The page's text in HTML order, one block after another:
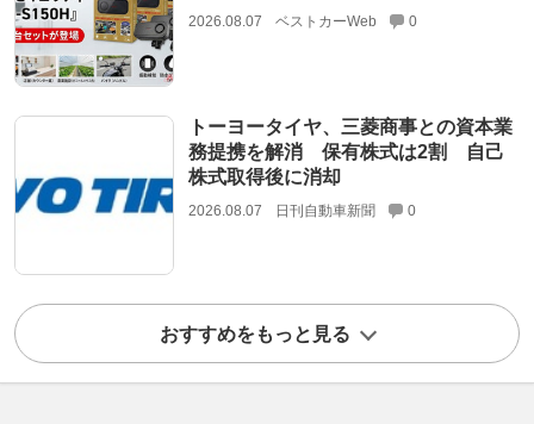
2026.08.07 ベストカーWeb 0
トーヨータイヤ、三菱商事との資本業
務提携を解消 保有株式は2割 自己
株式取得後に消却
2026.08.07 日刊自動車新聞 0
おすすめをもっと見る